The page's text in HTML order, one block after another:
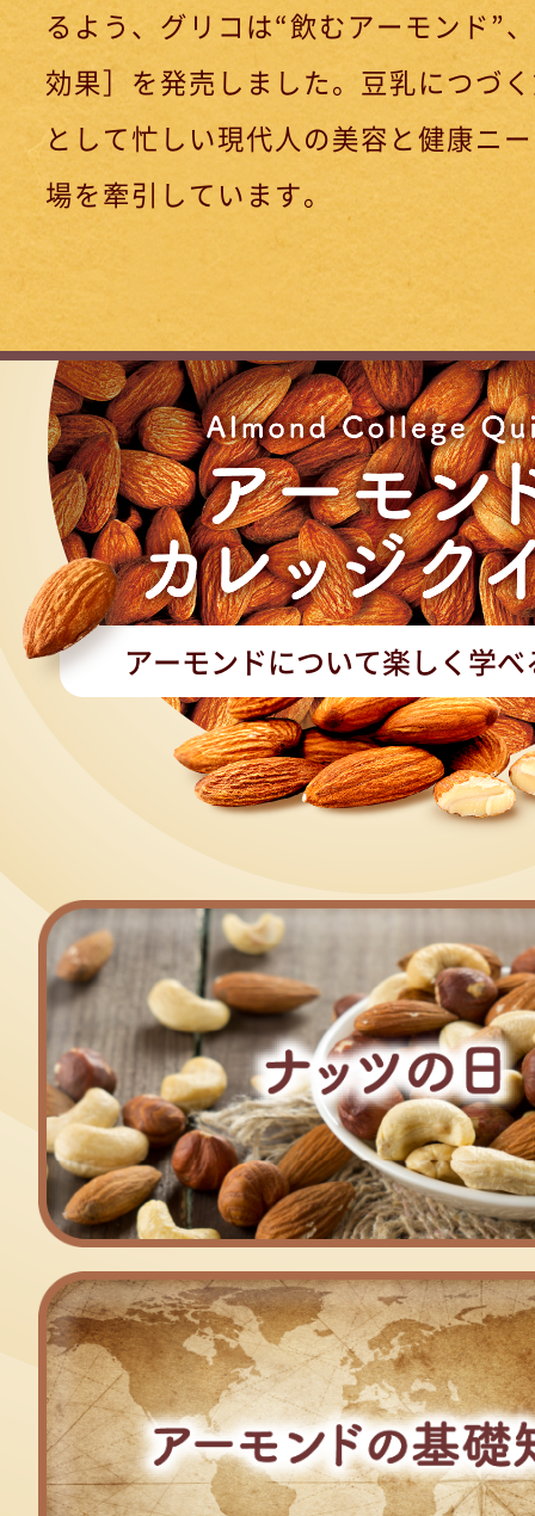
るよう、グリコは“飲むアーモンド”
効果］を発売しました。豆乳につづ
として忙しい現代人の美容と健康ニ
場を牽引しています。
アーモンドについて楽しく学